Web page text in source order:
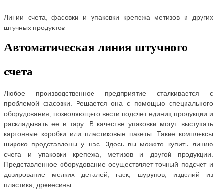
Линии счета, фасовки и упаковки крепежа метизов и других
штучных продуктов
Автоматическая линия штучного
счета
Любое производственное предприятие сталкивается с
проблемой фасовки. Решается она с помощью специального
оборудования, позволяющего вести подсчет единиц продукции и
раскладывать ее в тару. В качестве упаковки могут выступать
картонные коробки или пластиковые пакеты. Такие комплексы
широко представлены у нас. Здесь вы можете купить линию
счета и упаковки крепежа, метизов и другой продукции.
Представленное оборудование осуществляет точный подсчет и
дозирование мелких деталей, гаек, шурупов, изделий из
пластика, древесины.